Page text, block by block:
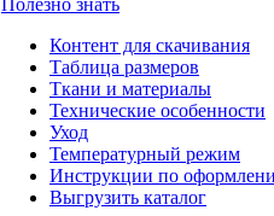
Полезно знать
Контент для скачивания
Таблица размеров
Ткани и материалы
Технические особенности
Уход
Температурный режим
Инструкции по
Выгрузить каталог